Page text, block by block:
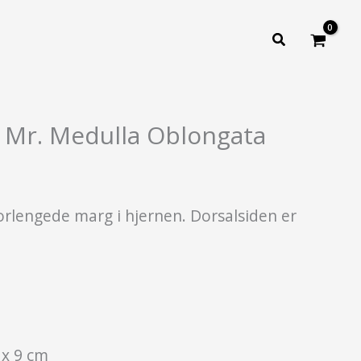
Søk
Medulla Oblongata
marg i hjernen. Dorsalsiden er
9 cm